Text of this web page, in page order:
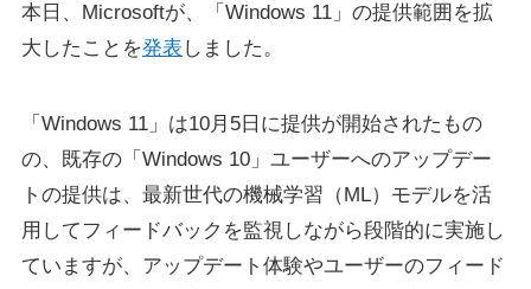
本日、Microsoftが、「Windows 11」の提供範囲を拡
大したことを発表 しました。
「Windows 11」は10月5日に提供が開始されたもの
の、既存の「Windows 10」ユーザーへのアップデー
トの提供は、最新世代の機械学習（ML）モデルを活
用してフィードバックを監視しながら段階的に実施し
ていますが、アップデート体験やユーザーのフィード